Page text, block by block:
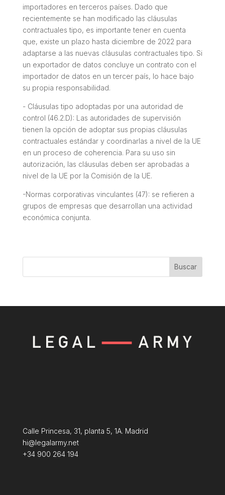
importadores en terceros países. Dado que
recientemente se han modificado las cláusulas
contractuales tipo, es importante tener en cuenta
que, existe un plazo hasta diciembre de 2022 para
adaptarse a las nuevas cláusulas contractuales tipo. Si
un exportador de datos concluye un contrato con el
importador de datos en un tercer país, lo hace bajo
su propia responsabilidad.
- Cláusulas tipo adoptadas por una autoridad de
control (46.2.D): Las autoridades de supervisión
tienen la opción de adoptar sus propias cláusulas
contractuales estándar y coordinarlas a nivel de la UE
en un proceso de coherencia. Para su uso sin
autorización, las cláusulas deben ser aprobadas a
nivel de la UE por la Comisión de la UE.
-Normas corporativas vinculantes (47): se refieren a
grupos de empresas que desarrollan una actividad
económica conjunta.
Buscar
Calle Princesa, 31, planta 5, 1A. Madrid
hi@legalarmy.net
+34 900 264 194